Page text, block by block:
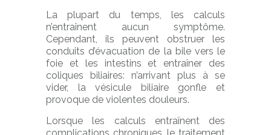
La plupart du temps, les calculs
n’entraînent aucun symptôme.
Cependant, ils peuvent obstruer les
conduits d’évacuation de la bile vers le
foie et les intestins et entraîner des
coliques biliaires: n’arrivant plus à se
vider, la vésicule biliaire gonfle et
provoque de violentes douleurs.
Lorsque les calculs entraînent des